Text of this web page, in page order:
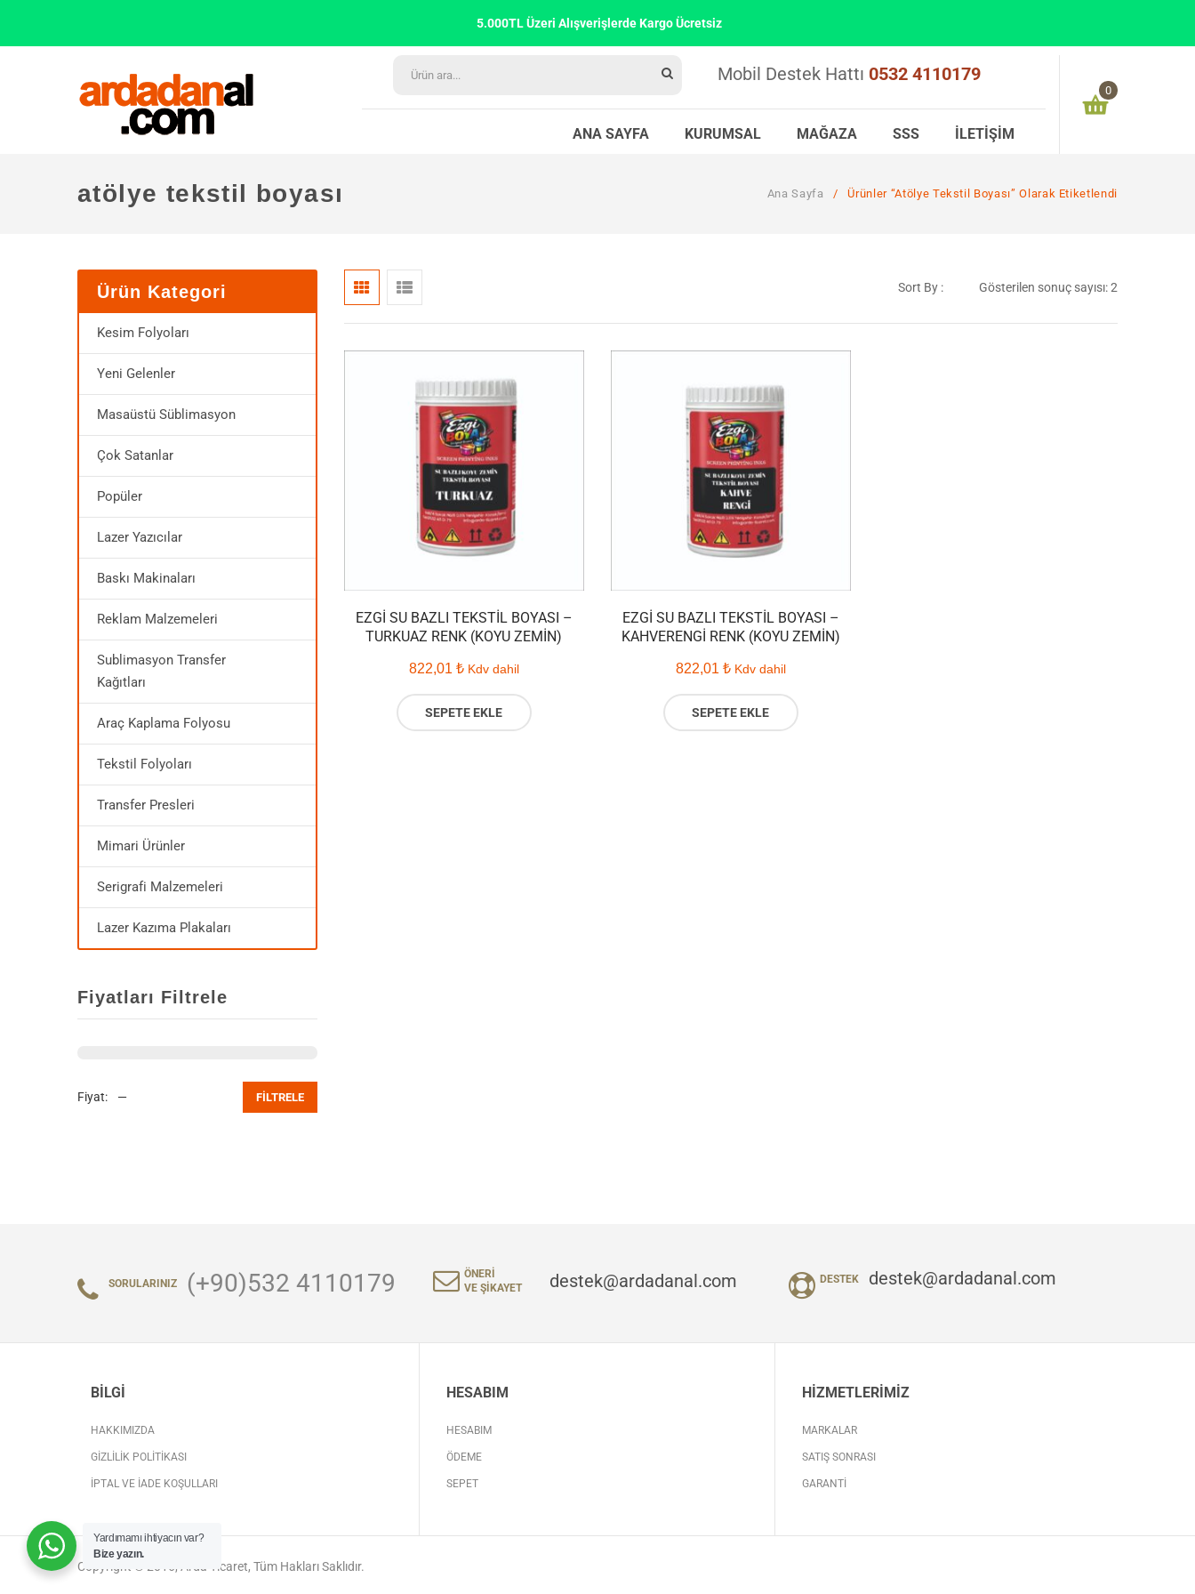
5.000TL Üzeri Alışverişlerde Kargo Ücretsiz
Mobil Destek Hattı 0532 4110179
ANA SAYFA KURUMSAL MAĞAZA SSS İLETIŞIM
0
ARA TOPLAM: 0,00₺
atölye tekstil boyası Ana Sayfa / Ürünler “atölye Tekstil Boyası” Olarak Etiketlendi
Ürün Kategori
Kesim Folyoları
Yeni Gelenler
Masaüstü Süblimasyon
Çok Satanlar
Popüler
Lazer Yazıcılar
Baskı Makinaları
Reklam Malzemeleri
Sublimasyon Transfer
Kağıtları
Araç Kaplama Folyosu
Tekstil Folyoları
Transfer Presleri
Mimari Ürünler
Serigrafi Malzemeleri
Lazer Kazıma Plakaları
Fiyatları Filtrele
FILTRELE
Fiyat: —
Gösterilen sonuç sayısı: 2
Sort By :
EZGI SU BAZLI TEKSTIL BOYASI –
TURKUAZ RENK (KOYU ZEMIN)
822,01 ₺ Kdv dahil
SEPETE EKLE
EZGI SU BAZLI TEKSTIL BOYASI –
KAHVERENGI RENK (KOYU ZEMIN)
822,01 ₺ Kdv dahil
SEPETE EKLE
SORULARINIZ (+90)532 4110179
ÖNERI
VE ŞIKAYET
destek@ardadanal.com DESTEK destek@ardadanal.com
BILGI
HAKKIMIZDA
GIZLILIK POLITIKASI
İPTAL VE İADE KOŞULLARI
HESABIM
HESABIM
ÖDEME
SEPET
HIZMETLERIMIZ
MARKALAR
SATIŞ SONRASI
GARANTI
Copyright © 2016, Arda Ticaret, Tüm Hakları Saklıdır.
Yardımamı ihtiyacın var?
Bize yazın.